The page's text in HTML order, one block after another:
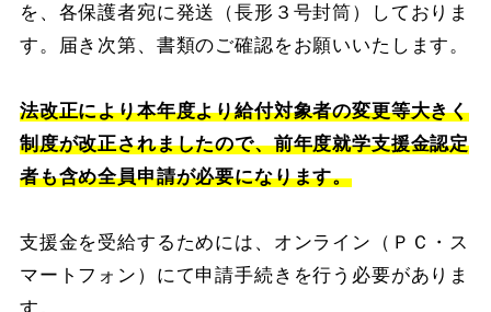
を、各保護者宛に発送（長形３号封筒）しておりま
す。届き次第、書類のご確認をお願いいたします。
法改正により本年度より給付対象者の変更等大きく
制度が改正されましたので、前年度就学支援金認定
者も含め全員申請が必要になります。
支援金を受給するためには、オンライン（ＰＣ・ス
マートフォン）にて申請手続きを行う必要がありま